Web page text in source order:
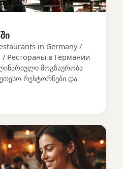
in Germany /
Рестораны в Германии
მოგზაურობა
რესტორნები და